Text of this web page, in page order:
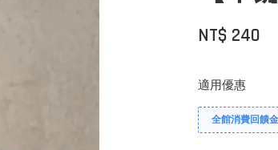
NT$ 240
適用優惠
全館消費回饋